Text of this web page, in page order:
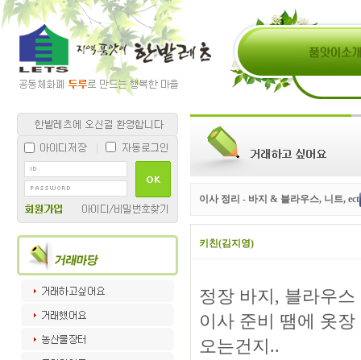
이사 정리 - 바지 & 블라우스, 니트, ect
키친(김지영)
정장 바지, 블라우스
이사 준비 땜에 옷
오는건지..